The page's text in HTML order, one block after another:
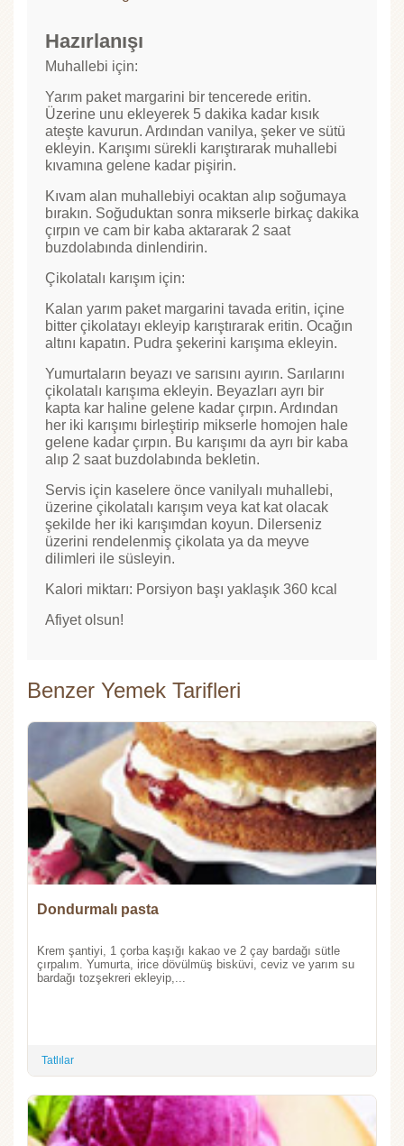
Hazırlanışı
Muhallebi için:
Yarım paket margarini bir tencerede eritin.
Üzerine unu ekleyerek 5 dakika kadar kısık
ateşte kavurun. Ardından vanilya, şeker ve sütü
ekleyin. Karışımı sürekli karıştırarak muhallebi
kıvamına gelene kadar pişirin.
Kıvam alan muhallebiyi ocaktan alıp soğumaya
bırakın. Soğuduktan sonra mikserle birkaç dakika
çırpın ve cam bir kaba aktararak 2 saat
buzdolabında dinlendirin.
Çikolatalı karışım için:
Kalan yarım paket margarini tavada eritin, içine
bitter çikolatayı ekleyip karıştırarak eritin. Ocağın
altını kapatın. Pudra şekerini karışıma ekleyin.
Yumurtaların beyazı ve sarısını ayırın. Sarılarını
çikolatalı karışıma ekleyin. Beyazları ayrı bir
kapta kar haline gelene kadar çırpın. Ardından
her iki karışımı birleştirip mikserle homojen hale
gelene kadar çırpın. Bu karışımı da ayrı bir kaba
alıp 2 saat buzdolabında bekletin.
Servis için kaselere önce vanilyalı muhallebi,
üzerine çikolatalı karışım veya kat kat olacak
şekilde her iki karışımdan koyun. Dilerseniz
üzerini rendelenmiş çikolata ya da meyve
dilimleri ile süsleyin.
Kalori miktarı: Porsiyon başı yaklaşık 360 kcal
Afiyet olsun!
Benzer Yemek Tarifleri
Dondurmalı pasta
Krem şantiyi, 1 çorba kaşığı kakao ve 2 çay bardağı sütle
çırpalım. Yumurta, irice dövülmüş bisküvi, ceviz ve yarım su
bardağı tozşekreri ekleyip,...
Tatlılar